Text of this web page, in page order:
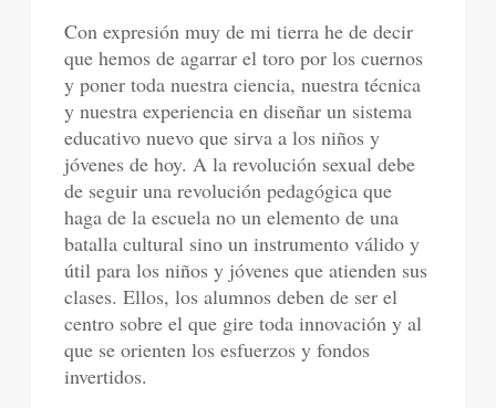
Con expresión muy de mi tierra he de decir
que hemos de agarrar el toro por los cuernos
y poner toda nuestra ciencia, nuestra técnica
y nuestra experiencia en diseñar un sistema
educativo nuevo que sirva a los niños y
jóvenes de hoy. A la revolución sexual debe
de seguir una revolución pedagógica que
haga de la escuela no un elemento de una
batalla cultural sino un instrumento válido y
útil para los niños y jóvenes que atienden sus
clases. Ellos, los alumnos deben de ser el
centro sobre el que gire toda innovación y al
que se orienten los esfuerzos y fondos
invertidos.